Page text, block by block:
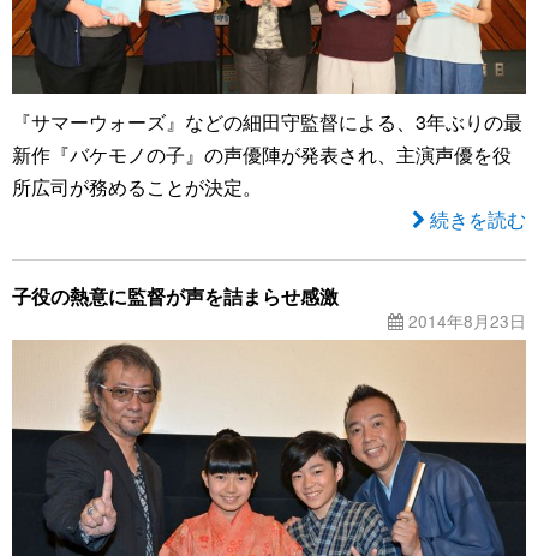
『サマーウォーズ』などの細田守監督による、3年ぶりの最
新作『バケモノの子』の声優陣が発表され、主演声優を役
所広司が務めることが決定。
続きを読む
子役の熱意に監督が声を詰まらせ感激
2014年8月23日